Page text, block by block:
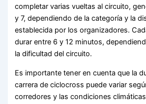
completar varias vueltas al circuito,
y 7, dependiendo de la categoría y la
establecida por los organizadores.
durar entre 6 y 12 minutos,
la dificultad del circuito.
Es importante tener en cuenta que la
carrera de ciclocross puede variar
corredores y las condiciones